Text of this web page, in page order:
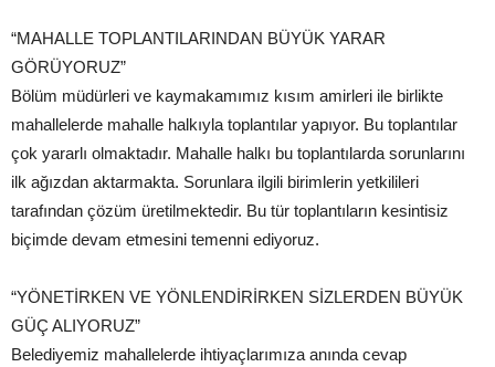
“MAHALLE TOPLANTILARINDAN BÜYÜK YARAR
GÖRÜYORUZ”
Bölüm müdürleri ve kaymakamımız kısım amirleri ile birlikte
mahallelerde mahalle halkıyla toplantılar yapıyor. Bu toplantılar
çok yararlı olmaktadır. Mahalle halkı bu toplantılarda sorunlarını
ilk ağızdan aktarmakta. Sorunlara ilgili birimlerin yetkilileri
tarafından çözüm üretilmektedir. Bu tür toplantıların kesintisiz
biçimde devam etmesini temenni ediyoruz.
“YÖNETİRKEN VE YÖNLENDİRİRKEN SİZLERDEN BÜYÜK
GÜÇ ALIYORUZ”
Belediyemiz mahallelerde ihtiyaçlarımıza anında cevap